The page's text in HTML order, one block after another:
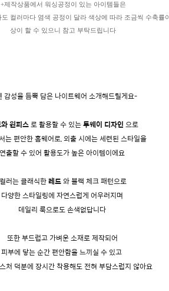
+제작상품에서 워싱공정이 있는 아이템들은
컬러마다 염색 공정이 달라 색상에 따라 조금씩 수축률이
상이 할 수 있으니 참고 부탁드립니다
감성을 듬뿍 담은 나이트웨어 소개해드릴게요-
원피스로 활용할 수 있는투웨이 디자인 으로
는 편안한 홈웨어로, 외출 시에는 세련된 스타일을
연출할 수 있어 활용도가 높은 아이템이에요
컬러는 클래식한레드와 블랙 체크 패턴으로
다양한 스타일링에 자연스럽게 어우러지며
데일리 룩으로도 손색없답니다
또한 부드럽고 가벼운 소재로 제작되어
피부에 닿는 순간 편안함을 느끼실 수 있고
처 덕분에 장시간 착용해도 전혀 부담스럽지 않아요